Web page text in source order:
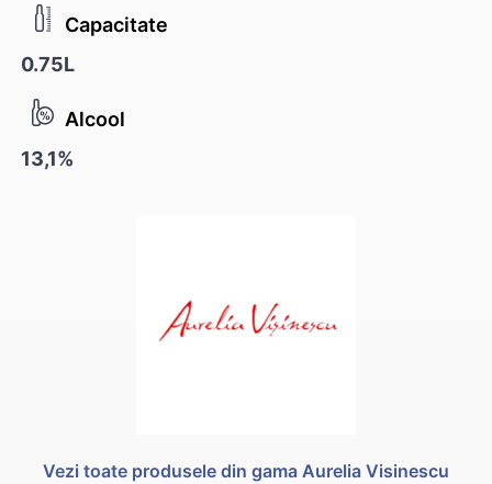
Capacitate
0.75L
Alcool
13,1%
Vezi toate produsele din gama Aurelia Visinescu